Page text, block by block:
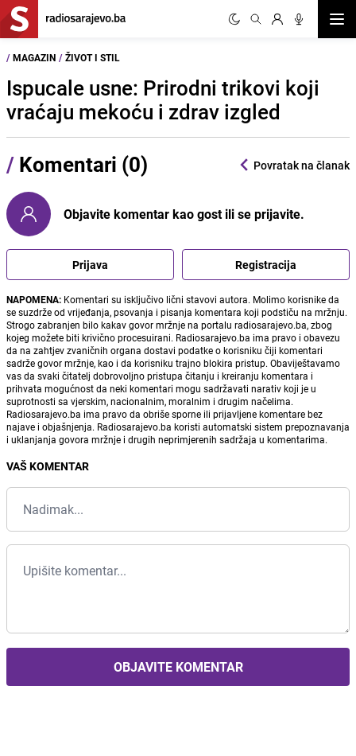
/ MAGAZIN / ŽIVOT I STIL
Ispucale usne: Prirodni trikovi koji
vraćaju mekoću i zdrav izgled
/ Komentari (0) Povratak na članak
Objavite komentar kao gost ili se prijavite.
Prijava Registracija
NAPOMENA: Komentari su isključivo lični stavovi autora. Molimo korisnike da
se suzdrže od vrijeđanja, psovanja i pisanja komentara koji podstiču na mržnju.
Strogo zabranjen bilo kakav govor mržnje na portalu radiosarajevo.ba, zbog
kojeg možete biti krivično procesuirani. Radiosarajevo.ba ima pravo i obavezu
da na zahtjev zvaničnih organa dostavi podatke o korisniku čiji komentari
sadrže govor mržnje, kao i da korisniku trajno blokira pristup. Obaviještavamo
vas da svaki čitatelj dobrovoljno pristupa čitanju i kreiranju komentara i
prihvata mogućnost da neki komentari mogu sadržavati narativ koji je u
suprotnosti sa vjerskim, nacionalnim, moralnim i drugim načelima.
Radiosarajevo.ba ima pravo da obriše sporne ili prijavljene komentare bez
najave i objašnjenja. Radiosarajevo.ba koristi automatski sistem prepoznavanja
i uklanjanja govora mržnje i drugih neprimjerenih sadržaja u komentarima.
VAŠ KOMENTAR
OBJAVITE KOMENTAR